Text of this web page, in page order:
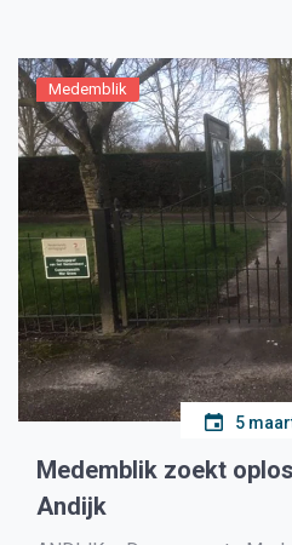
Medemblik
5
Medemblik zoekt
Andijk